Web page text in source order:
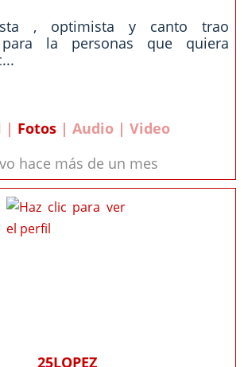
, optimista y canto trao
la personas que quiera
| Fotos| Audio | Video
hace más de un mes
25LOPEZ